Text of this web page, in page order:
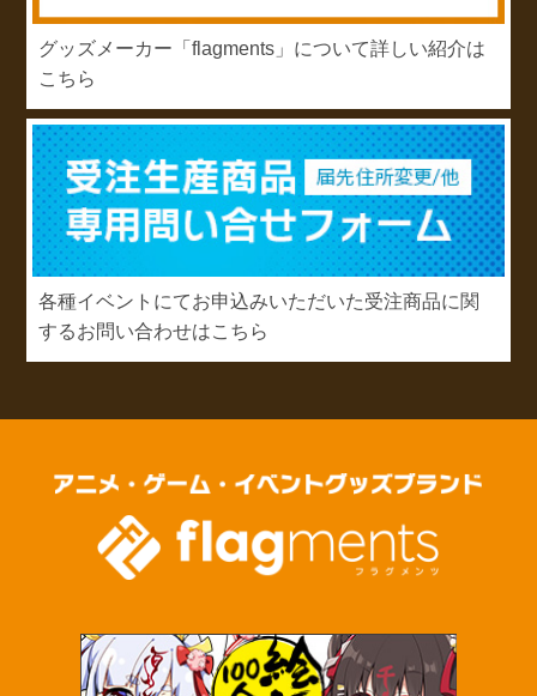
グッズメーカー「flagments」について詳しい紹介は
こちら
各種イベントにてお申込みいただいた受注商品に関
するお問い合わせはこちら